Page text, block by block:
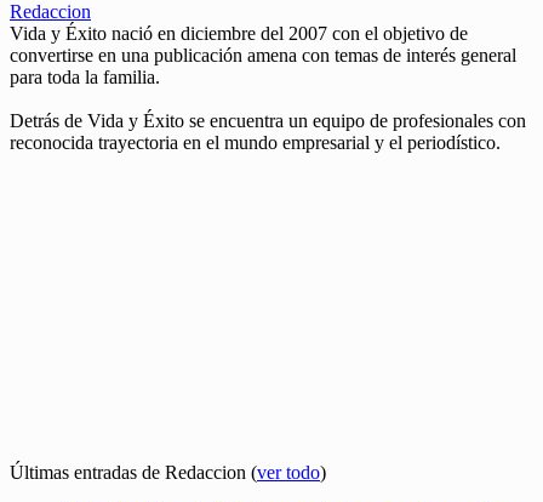
Redaccion
Vida y Éxito nació en diciembre del 2007 con el objetivo de
convertirse en una publicación amena con temas de interés general
para toda la familia.
Detrás de Vida y Éxito se encuentra un equipo de profesionales con
reconocida trayectoria en el mundo empresarial y el periodístico.
Últimas entradas de Redaccion (ver todo)